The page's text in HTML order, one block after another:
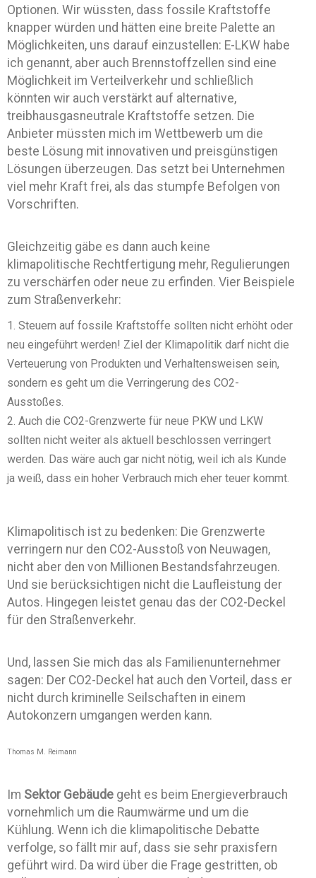
Optionen. Wir wüssten, dass fossile Kraftstoffe
knapper würden und hätten eine breite Palette an
Möglichkeiten, uns darauf einzustellen: E-LKW habe
ich genannt, aber auch Brennstoffzellen sind eine
Möglichkeit im Verteilverkehr und schließlich
könnten wir auch verstärkt auf alternative,
treibhausgasneutrale Kraftstoffe setzen. Die
Anbieter müssten mich im Wettbewerb um die
beste Lösung mit innovativen und preisgünstigen
Lösungen überzeugen. Das setzt bei Unternehmen
viel mehr Kraft frei, als das stumpfe Befolgen von
Vorschriften.
Gleichzeitig gäbe es dann auch keine
klimapolitische Rechtfertigung mehr, Regulierungen
zu verschärfen oder neue zu erfinden. Vier Beispiele
zum Straßenverkehr:
Steuern auf fossile Kraftstoffe sollten nicht erhöht oder
neu eingeführt werden! Ziel der Klimapolitik darf nicht die
Verteuerung von Produkten und Verhaltensweisen sein,
sondern es geht um die Verringerung des CO2-
Ausstoßes.
Auch die CO2-Grenzwerte für neue PKW und LKW
sollten nicht weiter als aktuell beschlossen verringert
werden. Das wäre auch gar nicht nötig, weil ich als Kunde
ja weiß, dass ein hoher Verbrauch mich eher teuer kommt.
Klimapolitisch ist zu bedenken: Die Grenzwerte
verringern nur den CO2-Ausstoß von Neuwagen,
nicht aber den von Millionen Bestandsfahrzeugen.
Und sie berücksichtigen nicht die Laufleistung der
Autos. Hingegen leistet genau das der CO2-Deckel
für den Straßenverkehr.
Und, lassen Sie mich das als Familienunternehmer
sagen: Der CO2-Deckel hat auch den Vorteil, dass er
nicht durch kriminelle Seilschaften in einem
Autokonzern umgangen werden kann.
Thomas M. Reimann
Im Sektor Gebäude geht es beim Energieverbrauch
vornehmlich um die Raumwärme und um die
Kühlung. Wenn ich die klimapolitische Debatte
verfolge, so fällt mir auf, dass sie sehr praxisfern
geführt wird. Da wird über die Frage gestritten, ob